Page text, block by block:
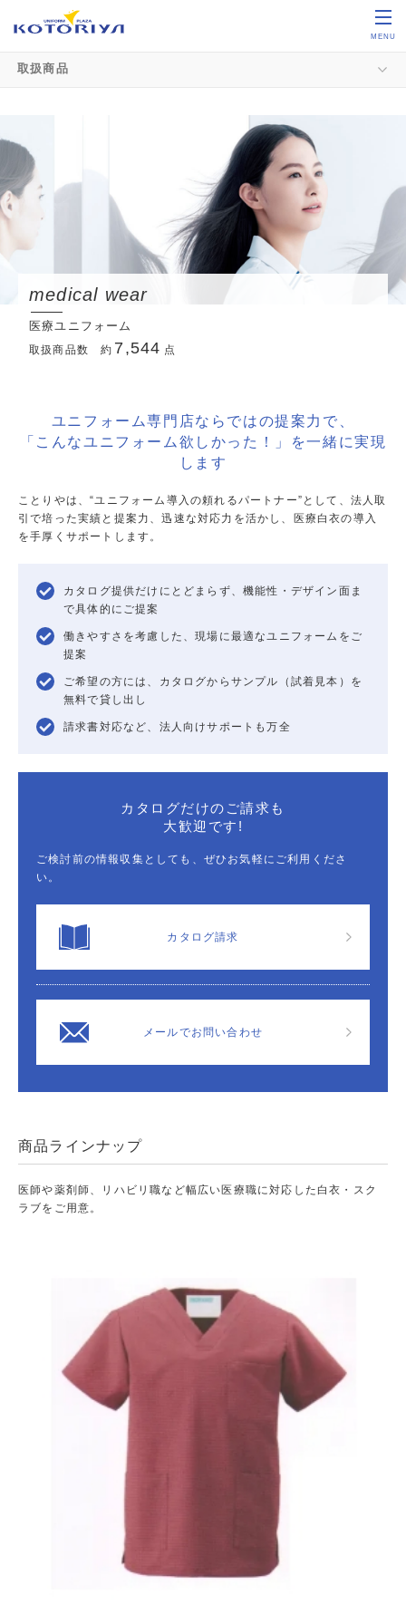
MENU
取扱商品
medical wear
医療ユニフォーム
取扱商品数 約 7,544 点
ユニフォーム専門店ならではの提案力で、
「こんなユニフォーム欲しかった！」を一緒に実現
します
ことりやは、“ユニフォーム導入の頼れるパートナー”として、法人取
引で培った実績と提案力、迅速な対応力を活かし、医療白衣の導入
を手厚くサポートします。
カタログ提供だけにとどまらず、機能性・デザイン面ま
で具体的にご提案
働きやすさを考慮した、現場に最適なユニフォームをご
提案
ご希望の方には、カタログからサンプル（試着見本）を
無料で貸し出し
請求書対応など、法人向けサポートも万全
カタログだけのご請求も
大歓迎です!
ご検討前の情報収集としても、ぜひお気軽にご利用くださ
い。
カタログ請求
メールでお問い合わせ
商品ラインナップ
医師や薬剤師、リハビリ職など幅広い医療職に対応した白衣・スク
ラブをご用意。